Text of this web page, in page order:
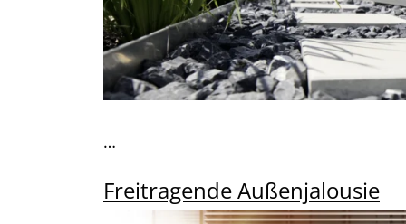
…
Freitragende Außenjalousie